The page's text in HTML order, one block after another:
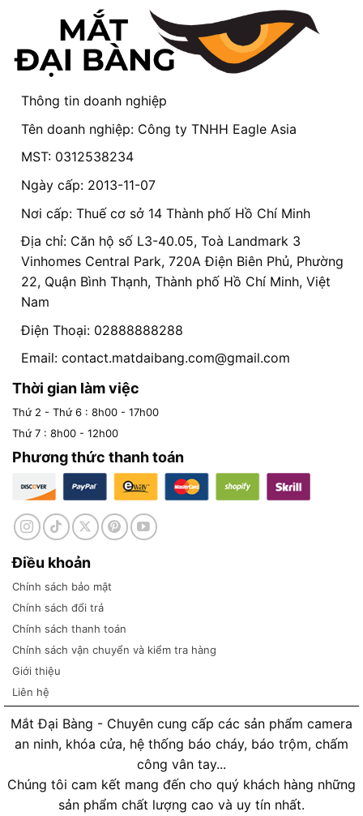
Thông tin doanh nghiệp
Tên doanh nghiệp: Công ty TNHH Eagle Asia
MST: 0312538234
Ngày cấp: 2013-11-07
Nơi cấp: Thuế cơ sở 14 Thành phố Hồ Chí Minh
Địa chỉ: Căn hộ số L3-40.05, Toà Landmark 3
Vinhomes Central Park, 720A Điện Biên Phủ, Phường
22, Quận Bình Thạnh, Thành phố Hồ Chí Minh, Việt
Nam
Điện Thoại: 02888888288
Email: contact.matdaibang.com@gmail.com
Thời gian làm việc
Thứ 2 - Thứ 6 : 8h00 - 17h00
Thứ 7 : 8h00 - 12h00
Phương thức thanh toán
Điều khoản
Chính sách bảo mật
Chính sách đổi trả
Chính sách thanh toán
Chính sách vận chuyển và kiểm tra hàng
Giới thiệu
Liên hệ
Mắt Đại Bàng - Chuyên cung cấp các sản phẩm camera
an ninh, khóa cửa, hệ thống báo cháy, báo trộm, chấm
công vân tay...
Chúng tôi cam kết mang đến cho quý khách hàng những
sản phẩm chất lượng cao và uy tín nhất.